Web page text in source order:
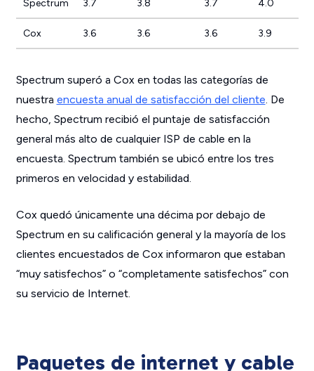
Spectrum 3.7 3.8 3.7 4.0
Cox 3.6 3.6 3.6 3.9
Spectrum superó a Cox en todas las categorías de
nuestra encuesta anual de satisfacción del cliente . De
hecho, Spectrum recibió el puntaje de satisfacción
general más alto de cualquier ISP de cable en la
encuesta. Spectrum también se ubicó entre los tres
primeros en velocidad y estabilidad.
Cox quedó únicamente una décima por debajo de
Spectrum en su calificación general y la mayoría de los
clientes encuestados de Cox informaron que estaban
“muy satisfechos” o “completamente satisfechos” con
su servicio de Internet.
Paquetes de internet y cable